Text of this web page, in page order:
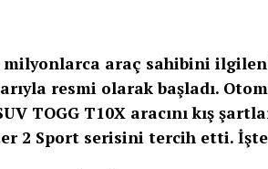
duracağımız anlamına
güvenlik alanında öncü olmaya
Euro NCAP’in ağır ticari araçlar
milyonlarca araç sahibini
resmi olarak başladı.
TOGG T10X aracını kış
2 Sport serisini tercih etti.